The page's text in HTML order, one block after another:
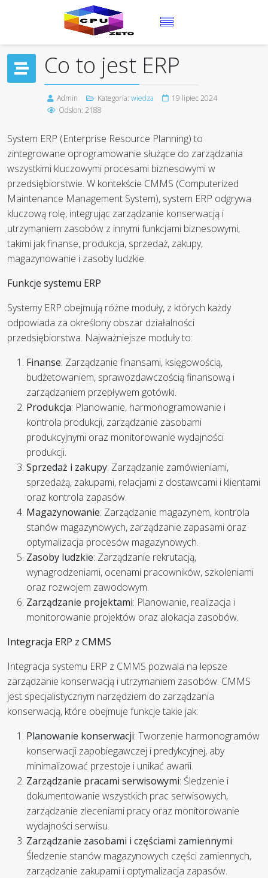
+48 75 64 25 100
Co to jest ERP
Admin Kategoria: wiedza
19 lipiec 2024
Odsłon: 2188
System ERP (Enterprise Resource Planning) to
zintegrowane oprogramowanie służące do zarządzania
wszystkimi kluczowymi procesami biznesowymi w
przedsiębiorstwie. W kontekście CMMS (Computerized
Maintenance Management System), system ERP odgrywa
kluczową rolę, integrując zarządzanie konserwacją i
utrzymaniem zasobów z innymi funkcjami biznesowymi,
takimi jak finanse, produkcja, sprzedaż, zakupy,
magazynowanie i zasoby ludzkie.
Funkcje systemu ERP
Systemy ERP obejmują różne moduły, z których każdy
odpowiada za określony obszar działalności
przedsiębiorstwa. Najważniejsze moduły to:
Finanse: Zarządzanie finansami, księgowością,
budżetowaniem, sprawozdawczością finansową i
zarządzaniem przepływem gotówki.
Produkcja: Planowanie, harmonogramowanie i
kontrola produkcji, zarządzanie zasobami
produkcyjnymi oraz monitorowanie wydajności
produkcji.
Sprzedaż i zakupy: Zarządzanie zamówieniami,
sprzedażą, zakupami, relacjami z dostawcami i klientami
oraz kontrola zapasów.
Magazynowanie: Zarządzanie magazynem, kontrola
stanów magazynowych, zarządzanie zapasami oraz
optymalizacja procesów magazynowych.
Zasoby ludzkie: Zarządzanie rekrutacją,
wynagrodzeniami, ocenami pracowników, szkoleniami
oraz rozwojem zawodowym.
Zarządzanie projektami: Planowanie, realizacja i
monitorowanie projektów oraz alokacja zasobów.
Integracja ERP z CMMS
Integracja systemu ERP z CMMS pozwala na lepsze
zarządzanie konserwacją i utrzymaniem zasobów. CMMS
jest specjalistycznym narzędziem do zarządzania
konserwacją, które obejmuje funkcje takie jak:
Planowanie konserwacji: Tworzenie harmonogramów
konserwacji zapobiegawczej i predykcyjnej, aby
minimalizować przestoje i unikać awarii.
Zarządzanie pracami serwisowymi: Śledzenie i
dokumentowanie wszystkich prac serwisowych,
zarządzanie zleceniami pracy oraz monitorowanie
wydajności serwisu.
Zarządzanie zasobami i częściami zamiennymi:
Śledzenie stanów magazynowych części zamiennych,
zarządzanie zakupami i optymalizacja zapasów.